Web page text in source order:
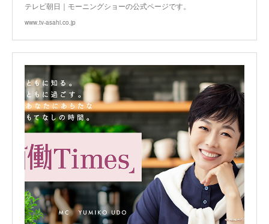
テレビ朝日｜モーニングショーの公式ページです。
www.tv-asahi.co.jp